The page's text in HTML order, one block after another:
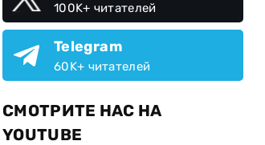
100K+ читателей
Telegram
60K+ читателей
СМОТРИТЕ НАС НА
YOUTUBE